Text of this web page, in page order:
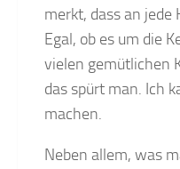
merkt, dass an jede
Egal, ob es um die
vielen gemütlichen
das spürt man. Ich
machen.
Neben allem, was